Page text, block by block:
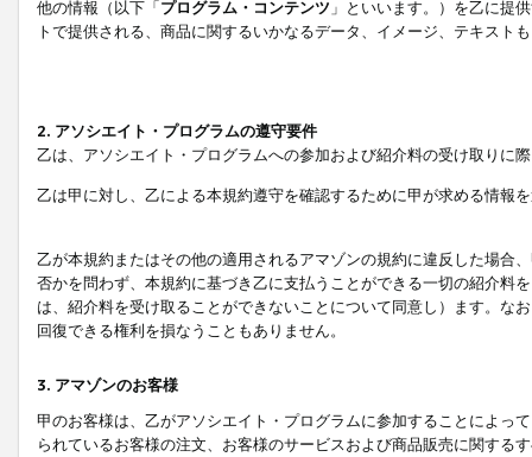
他の情報（以下「プログラム・コンテンツ 」といいます。）を乙に提
トで提供される、商品に関するいかなるデータ、イメージ、テキス
2. アソシエイト・プログラムの遵守要件
乙は、アソシエイト・プログラムへの参加および紹介料の受け取りに
乙は甲に対し、乙による本規約遵守を確認するために甲が求める情報
乙が本規約またはその他の適用されるアマゾンの規約に違反した場合
否かを問わず、本規約に基づき乙に支払うことができる一切の紹介料
は、紹介料を受け取ることができないことについて同意し）ます。な
回復できる権利を損なうこともありません。
3. アマゾンのお客様
甲のお客様は、乙がアソシエイト・プログラムに参加することによっ
られているお客様の注文、お客様のサービスおよび商品販売に関する